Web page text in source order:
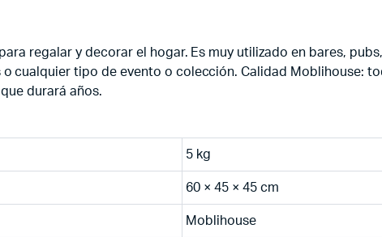
regalar y decorar el hogar. Es muy utilizado en bares,
cualquier tipo de evento o colección. Calidad Moblihouse:
durará años.
5 kg
60 × 45 × 45 cm
Moblihouse